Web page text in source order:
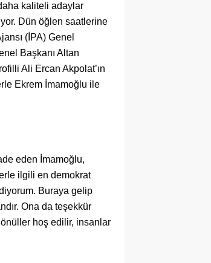
kaliteli adaylar
Dün öğlen saatlerine
(İPA) Genel
Başkanı Altan
Ali Ercan Akpolat’ın
Ekrem İmamoğlu ile
eden İmamoğlu,
ilgili en demokrat
Buraya gelip
Ona da teşekkür
hoş edilir, insanlar